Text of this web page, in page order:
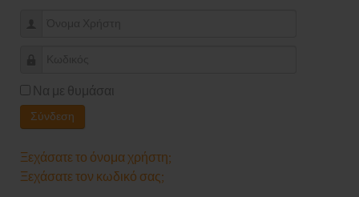
Να με θυμάσαι
Σύνδεση
Ξεχάσατε το όνομα χρήστη;
Ξεχάσατε τον κωδικό σας;